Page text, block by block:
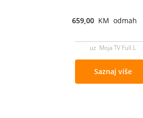
659,00 KM odmah
uz Moja TV Full L
Saznaj više